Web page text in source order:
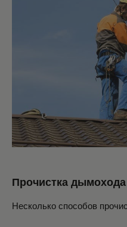
Прочистка дымохода
Несколько способов